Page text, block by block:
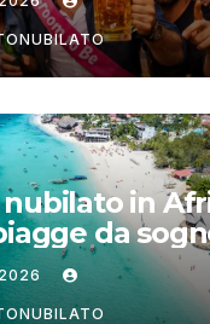
in
da